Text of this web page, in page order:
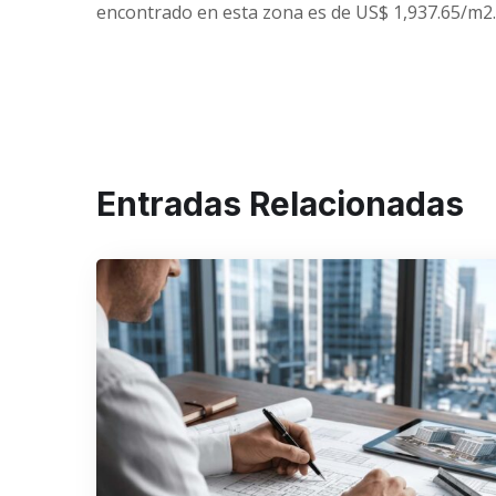
encontrado en esta zona es de US$ 1,937.65/
Entradas Relacionadas